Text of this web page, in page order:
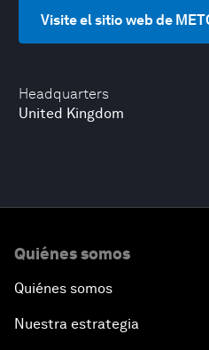
Headquarters
United Kingdom
Visite el sitio web de
Quiénes somos
Quiénes somos
Nuestra estrategia